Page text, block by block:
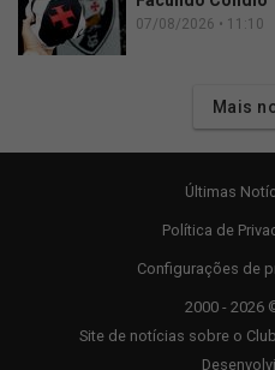
07/08/2026 • 11:10
Mais
Últimas
Política de
Configurações de
2000 - 2026
Site de notícias sobre o